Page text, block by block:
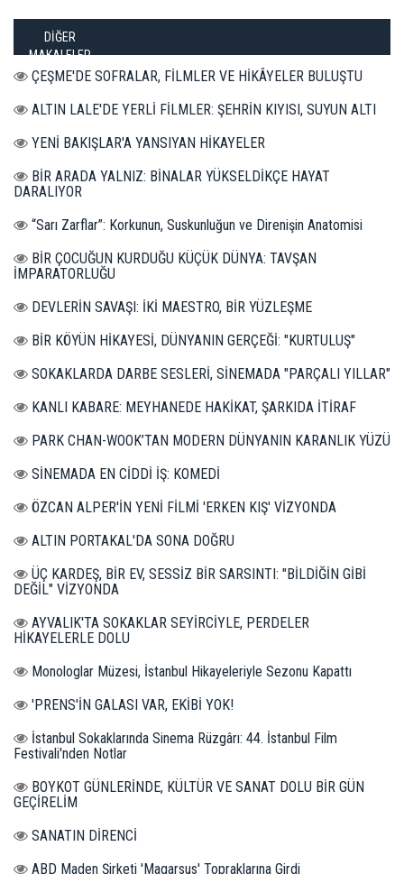
DİĞER
MAKALELER
ÇEŞME'DE SOFRALAR, FİLMLER VE HİKÂYELER BULUŞTU
ALTIN LALE'DE YERLİ FİLMLER: ŞEHRİN KIYISI, SUYUN ALTI
YENİ BAKIŞLAR'A YANSIYAN HİKAYELER
BİR ARADA YALNIZ: BİNALAR YÜKSELDİKÇE HAYAT
DARALIYOR
“Sarı Zarflar”: Korkunun, Suskunluğun ve Direnişin Anatomisi
BİR ÇOCUĞUN KURDUĞU KÜÇÜK DÜNYA: TAVŞAN
İMPARATORLUĞU
DEVLERİN SAVAŞI: İKİ MAESTRO, BİR YÜZLEŞME
BİR KÖYÜN HİKAYESİ, DÜNYANIN GERÇEĞİ: "KURTULUŞ"
SOKAKLARDA DARBE SESLERİ, SİNEMADA "PARÇALI YILLAR"
KANLI KABARE: MEYHANEDE HAKİKAT, ŞARKIDA İTİRAF
PARK CHAN-WOOK’TAN MODERN DÜNYANIN KARANLIK YÜZÜ
SİNEMADA EN CİDDİ İŞ: KOMEDİ
ÖZCAN ALPER'İN YENİ FİLMİ 'ERKEN KIŞ' VİZYONDA
ALTIN PORTAKAL'DA SONA DOĞRU
ÜÇ KARDEŞ, BİR EV, SESSİZ BİR SARSINTI: "BİLDİĞİN GİBİ
DEĞİL" VİZYONDA
AYVALIK'TA SOKAKLAR SEYİRCİYLE, PERDELER
HİKAYELERLE DOLU
Monologlar Müzesi, İstanbul Hikayeleriyle Sezonu Kapattı
'PRENS'İN GALASI VAR, EKİBİ YOK!
İstanbul Sokaklarında Sinema Rüzgârı: 44. İstanbul Film
Festivali'nden Notlar
BOYKOT GÜNLERİNDE, KÜLTÜR VE SANAT DOLU BİR GÜN
GEÇİRELİM
SANATIN DİRENCİ
ABD Maden Şirketi 'Magarsus' Topraklarına Girdi